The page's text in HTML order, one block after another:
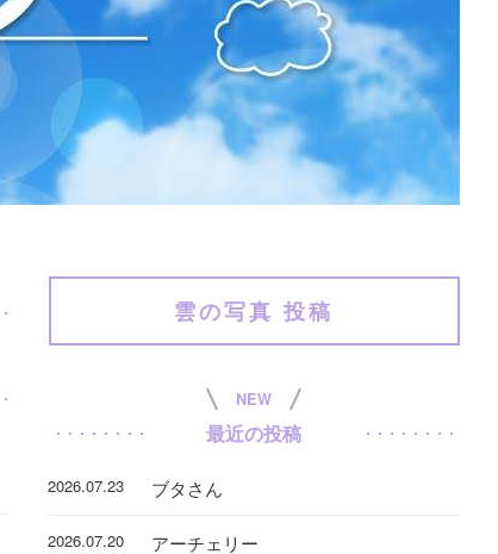
雲の写真 投稿
NEW
最近の投稿
2026.07.23 ブタさん
2026.07.20 アーチェリー